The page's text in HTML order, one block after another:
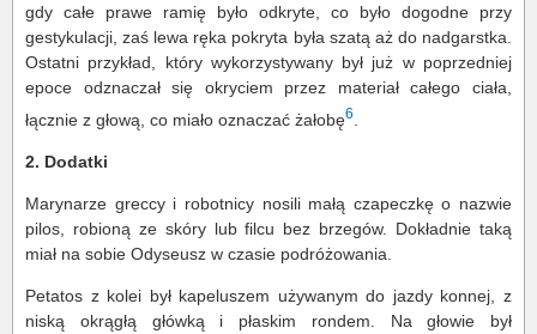
gdy całe prawe ramię było odkryte, co było dogodne przy
gestykulacji, zaś lewa ręka pokryta była szatą aż do nadgarstka.
Ostatni przykład, który wykorzystywany był już w poprzedniej
epoce odznaczał się okryciem przez materiał całego ciała,
łącznie z głową, co miało oznaczać żałobę6
2. Dodatki
Marynarze greccy i robotnicy nosili małą czapeczkę o nazwie
pilos, robioną ze skóry lub filcu bez brzegów. Dokładnie taką
miał na sobie Odyseusz w czasie podróżowania.
Petatos z kolei był kapeluszem używanym do jazdy konnej, z
niską okrągłą główką i płaskim rondem. Na głowie był